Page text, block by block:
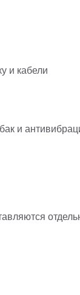
и кабели
и